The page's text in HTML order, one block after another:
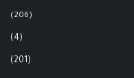
(206)
(4)
(201)